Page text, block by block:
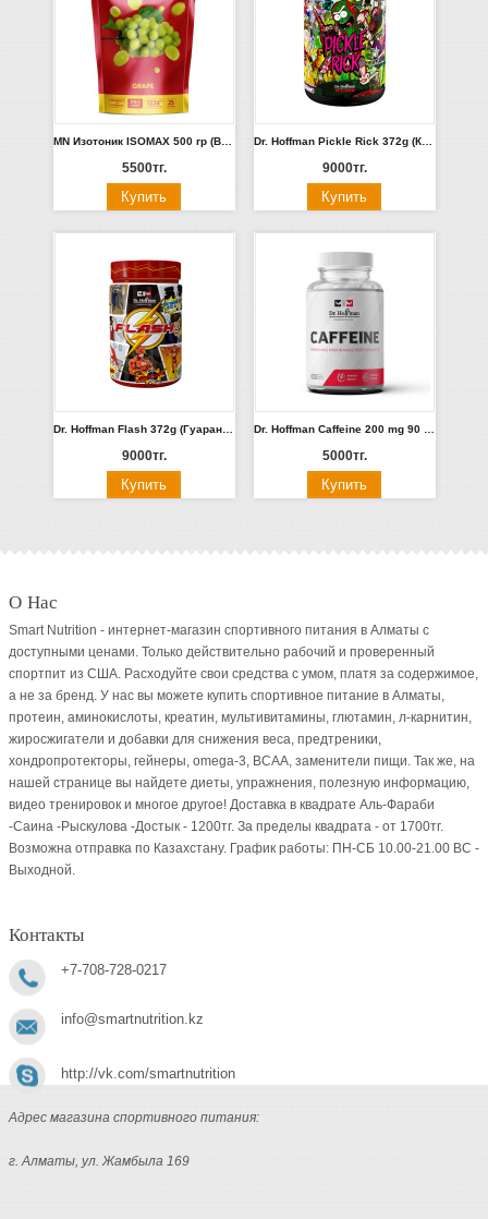
MN Изотоник ISOMAX 500 гр (Виноград)
5500тг.
Dr. Hoffman Pickle Rick 372g (Крыжовник)
9000тг.
Dr. Hoffman Flash 372g (Гуарана, Ягодный пунш, Бабл-гам)
9000тг. 5000тг.
О Нас
Smart Nutrition - интернет-магазин спортивного питания в Алматы с
доступными ценами. Только действительно рабочий и проверенный
спортпит из США. Расходуйте свои средства с умом, платя за содержимое,
а не за бренд. У нас вы можете купить спортивное питание в Алматы,
протеин, аминокислоты, креатин, мультивитамины, глютамин, л-карнитин,
жиросжигатели и добавки для снижения веса, предтреники,
хондропротекторы, гейнеры, omega-3, BCAA, заменители пищи. Так же, на
нашей странице вы найдете диеты, упражнения, полезную информацию,
видео тренировок и многое другое! Доставка в квадрате Аль-Фараби
-Саина -Рыскулова -Достык - 1200тг. За пределы квадрата - от 1700тг.
Возможна отправка по Казахстану. График работы: ПН-СБ 10.00-21.00 ВC -
Выходной.
Контакты
+7-708-728-0217
info@smartnutrition.kz
http://vk.com/smartnutrition
Адрес магазина спортивного питания:
г. Алматы, ул. Жамбыла 169